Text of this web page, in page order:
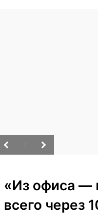
«Из офиса —
всего через